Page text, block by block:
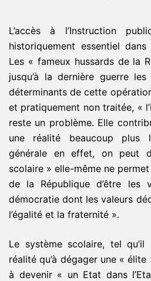
L’accès à l’Instruction
historiquement essentiel dans
Les « fameux hussards de la
jusqu’à la dernière guerre
déterminants de cette
et pratiquement non traitée, «
reste un problème. Elle
une réalité beaucoup plus
générale en effet, on peut
scolaire » elle-même ne
de la République d’être les
démocratie dont les valeurs
l’égalité et la fraternité ».
Le système scolaire, tel
réalité qu’à dégager une «
à devenir « un Etat dans